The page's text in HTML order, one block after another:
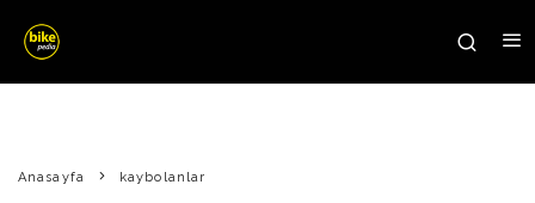
Anasayfa kaybolanlar